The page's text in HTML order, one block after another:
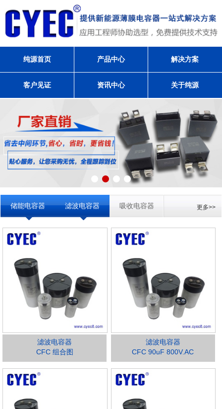
纯源首页 产品中心 解决方案
客户见证 资讯中心 关于纯源
储能电容器 滤波电容器 吸收电容器 更多>>
滤波电容器
CFC 组合图
滤波电容器
CFC 90uF 800V.AC